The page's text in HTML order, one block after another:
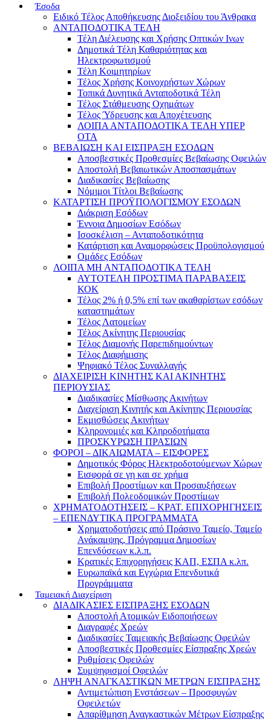
Έσοδα
Ειδικό Τέλος Αποθήκευσης Διοξειδίου του Άνθρακα
ΑΝΤΑΠΟΔΟΤΙΚΑ ΤΕΛΗ
Τέλη Διέλευσης και Χρήσης Οπτικών Ινων
Δημοτικά Τέλη Καθαριότητας και
Ηλεκτροφωτισμού
Τέλη Κοιμητηρίων
Τέλος Χρήσης Κοινοχρήστων Χώρων
Τοπικά Δυνητικά Ανταποδοτικά Τέλη
Τέλος Στάθμευσης Οχημάτων
Τέλος Ύδρευσης και Αποχέτευσης
ΛΟΙΠΑ ΑΝΤΑΠΟΔΟΤΙΚΑ ΤΕΛΗ ΥΠΕΡ
ΟΤΑ
ΒΕΒΑΙΩΣΗ ΚΑΙ ΕΙΣΠΡΑΞΗ ΕΣΟΔΩΝ
Αποσβεστικές Προθεσμίες Βεβαίωσης Οφειλών
Αποστολή Βεβαιωτικών Αποσπασμάτων
Διαδικασίες Βεβαίωσης
Νόμιμοι Τίτλοι Βεβαίωσης
ΚΑΤΑΡΤΙΣΗ ΠΡΟΫΠΟΛΟΓΙΣΜΟΥ ΕΣΟΔΩΝ
Διάκριση Εσόδων
Έννοια Δημοσίων Εσόδων
Ισοσκέλιση – Ανταποδοτικότητα
Κατάρτιση και Αναμορφώσεις Προϋπολογισμού
Ομάδες Εσόδων
ΛΟΙΠΑ ΜΗ ΑΝΤΑΠΟΔΟΤΙΚΑ ΤΕΛΗ
ΑΥΤΟΤΕΛΗ ΠΡΟΣΤΙΜΑ ΠΑΡΑΒΑΣΕΙΣ
ΚΟΚ
Τέλος 2% ή 0,5% επί των ακαθαρίστων εσόδων
καταστημάτων
Τέλος Λατομείων
Τέλος Ακίνητης Περιουσίας
Τέλος Διαμονής Παρεπιδημούντων
Τέλος Διαφήμισης
Ψηφιακό Τέλος Συναλλαγής
ΔΙΑΧΕΙΡΙΣΗ ΚΙΝΗΤΗΣ ΚΑΙ ΑΚΙΝΗΤΗΣ
ΠΕΡΙΟΥΣΙΑΣ
Διαδικασίες Μίσθωσης Ακινήτων
Διαχείριση Κινητής και Ακίνητης Περιουσίας
Εκμισθώσεις Ακινήτων
Κληρονομιές και Κληροδοτήματα
ΠΡΟΣΚΥΡΩΣΗ ΠΡΑΣΙΩΝ
ΦΟΡΟΙ – ΔΙΚΑΙΩΜΑΤΑ – ΕΙΣΦΟΡΕΣ
Δημοτικός Φόρος Ηλεκτροδοτούμενων Χώρων
Εισφορά σε γη και σε χρήμα
Επιβολή Προστίμων και Προσαυξήσεων
Επιβολή Πολεοδομικών Προστίμων
ΧΡΗΜΑΤΟΔΟΤΗΣΕΙΣ – ΚΡΑΤ. ΕΠΙΧΟΡΗΓΗΣΕΙΣ
– ΕΠΕΝΔΥΤΙΚΑ ΠΡΟΓΡΑΜΜΑΤΑ
Χρηματοδοτήσεις από Πράσινο Ταμείο, Ταμείο
Ανάκαμψης, Πρόγραμμα Δημοσίων
Επενδύσεων κ.λ.π.
Κρατικές Επιχορηγήσεις ΚΑΠ, ΕΣΠΑ κ.λπ.
Ευρωπαϊκά και Εγχώρια Επενδυτικά
Προγράμματα
Ταμειακή Διαχείριση
ΔΙΑΔΙΚΑΣΙΕΣ ΕΙΣΠΡΑΞΗΣ ΕΣΟΔΩΝ
Αποστολή Ατομικών Ειδοποιήσεων
Διαγραφές Χρεών
Διαδικασίες Ταμειακής Βεβαίωσης Οφειλών
Αποσβεστικές Προθεσμίες Είσπραξης Χρεών
Ρυθμίσεις Οφειλών
Συμψηφισμοί Οφειλών
ΛΗΨΗ ΑΝΑΓΚΑΣΤΙΚΩΝ ΜΕΤΡΩΝ ΕΙΣΠΡΑΞΗΣ
Αντιμετώπιση Ενστάσεων – Προσφυγών
Οφειλετών
Απαρίθμηση Αναγκαστικών Μέτρων Είσπραξης